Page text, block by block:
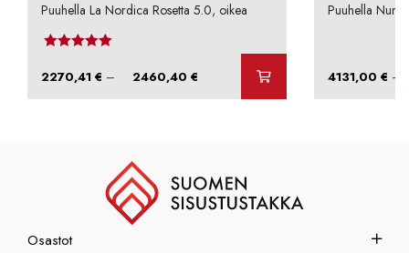
Puuhella La Nordica Rosetta 5.0, oikea
2270,41€ – 2460,40€ Hintaluokka:
Puuhella
4131,00 € –
Osastot